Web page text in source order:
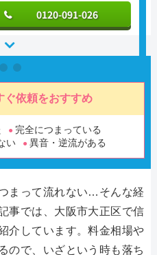
0120-091-026
ぐ依頼をおすすめ
完全につまっている
い
異音・逆流がある
まって流れない…そんな経
では、大阪市大正区で信
介しています。料金相場や
ので、いざという時も落ち